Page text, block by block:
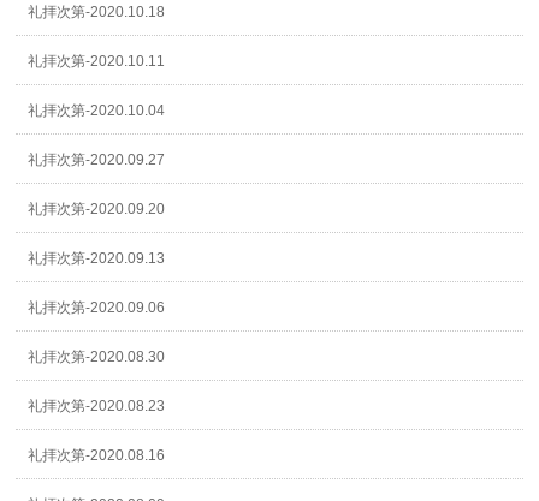
礼拝次第-2020.10.18
礼拝次第-2020.10.11
礼拝次第-2020.10.04
礼拝次第-2020.09.27
礼拝次第-2020.09.20
礼拝次第-2020.09.13
礼拝次第-2020.09.06
礼拝次第-2020.08.30
礼拝次第-2020.08.23
礼拝次第-2020.08.16